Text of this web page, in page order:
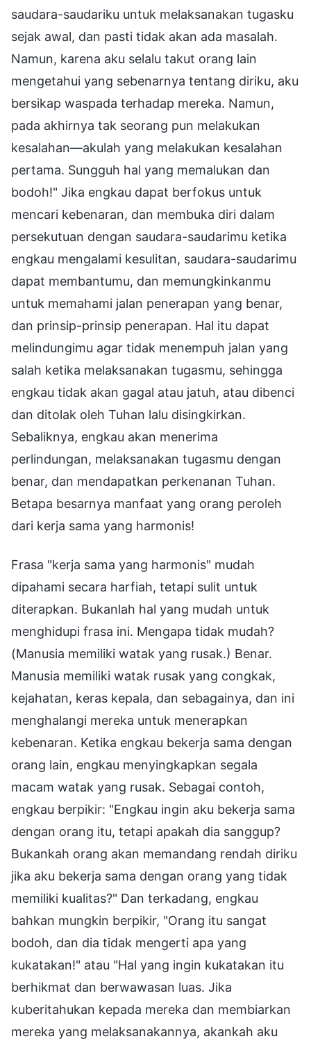
saudara-saudariku untuk melaksanakan tugasku
sejak awal, dan pasti tidak akan ada masalah.
Namun, karena aku selalu takut orang lain
mengetahui yang sebenarnya tentang diriku, aku
bersikap waspada terhadap mereka. Namun,
pada akhirnya tak seorang pun melakukan
kesalahan—akulah yang melakukan kesalahan
pertama. Sungguh hal yang memalukan dan
bodoh!" Jika engkau dapat berfokus untuk
mencari kebenaran, dan membuka diri dalam
persekutuan dengan saudara-saudarimu ketika
engkau mengalami kesulitan, saudara-saudarimu
dapat membantumu, dan memungkinkanmu
untuk memahami jalan penerapan yang benar,
dan prinsip-prinsip penerapan. Hal itu dapat
melindungimu agar tidak menempuh jalan yang
salah ketika melaksanakan tugasmu, sehingga
engkau tidak akan gagal atau jatuh, atau dibenci
dan ditolak oleh Tuhan lalu disingkirkan.
Sebaliknya, engkau akan menerima
perlindungan, melaksanakan tugasmu dengan
benar, dan mendapatkan perkenanan Tuhan.
Betapa besarnya manfaat yang orang peroleh
dari kerja sama yang harmonis!
Frasa "kerja sama yang harmonis" mudah
dipahami secara harfiah, tetapi sulit untuk
diterapkan. Bukanlah hal yang mudah untuk
menghidupi frasa ini. Mengapa tidak mudah?
(Manusia memiliki watak yang rusak.) Benar.
Manusia memiliki watak rusak yang congkak,
kejahatan, keras kepala, dan sebagainya, dan ini
menghalangi mereka untuk menerapkan
kebenaran. Ketika engkau bekerja sama dengan
orang lain, engkau menyingkapkan segala
macam watak yang rusak. Sebagai contoh,
engkau berpikir: "Engkau ingin aku bekerja sama
dengan orang itu, tetapi apakah dia sanggup?
Bukankah orang akan memandang rendah diriku
jika aku bekerja sama dengan orang yang tidak
memiliki kualitas?" Dan terkadang, engkau
bahkan mungkin berpikir, "Orang itu sangat
bodoh, dan dia tidak mengerti apa yang
kukatakan!" atau "Hal yang ingin kukatakan itu
berhikmat dan berwawasan luas. Jika
kuberitahukan kepada mereka dan membiarkan
mereka yang melaksanakannya, akankah aku